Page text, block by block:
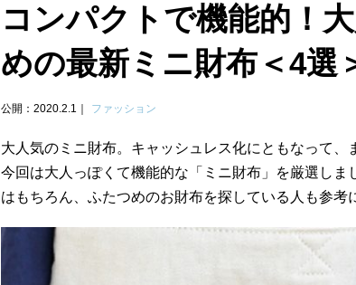
コンパクトで機能的！
めの最新ミニ財布＜4選
公開：2020.2.1 ファッション
大人気のミニ財布。キャッシュレス化にともなって
今回は大人っぽくて機能的な「ミニ財布」を厳選しま
はもちろん、ふたつめのお財布を探している人も参考